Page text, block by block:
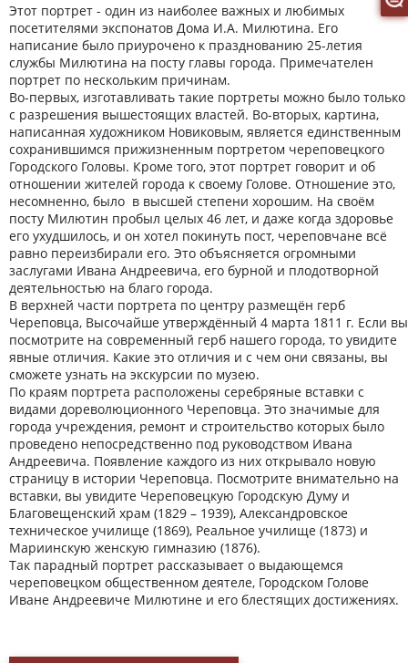
Этот портрет - один из наиболее важных и любимых
посетителями экспонатов Дома И.А. Милютина. Его
написание было приурочено к празднованию 25-летия
службы Милютина на посту главы города. Примечателен
портрет по нескольким причинам.
Во-первых, изготавливать такие портреты можно было только
с разрешения вышестоящих властей. Во-вторых, картина,
написанная художником Новиковым, является единственным
сохранившимся прижизненным портретом череповецкого
Городского Головы. Кроме того, этот портрет говорит и об
отношении жителей города к своему Голове. Отношение это,
несомненно, было в высшей степени хорошим. На своём
посту Милютин пробыл целых 46 лет, и даже когда здоровье
его ухудшилось, и он хотел покинуть пост, череповчане всё
равно переизбирали его. Это объясняется огромными
заслугами Ивана Андреевича, его бурной и плодотворной
деятельностью на благо города.
В верхней части портрета по центру размещён герб
Череповца, Высочайше утверждённый 4 марта 1811 г. Если вы
посмотрите на современный герб нашего города, то увидите
явные отличия. Какие это отличия и с чем они связаны, вы
сможете узнать на экскурсии по музею.
По краям портрета расположены серебряные вставки с
видами дореволюционного Череповца. Это значимые для
города учреждения, ремонт и строительство которых было
проведено непосредственно под руководством Ивана
Андреевича. Появление каждого из них открывало новую
страницу в истории Череповца. Посмотрите внимательно на
вставки, вы увидите Череповецкую Городскую Думу и
Благовещенский храм (1829 – 1939), Александровское
техническое училище (1869), Реальное училище (1873) и
Мариинскую женскую гимназию (1876).
Так парадный портрет рассказывает о выдающемся
череповецком общественном деятеле, Городском Голове
Иване Андреевиче Милютине и его блестящих достижениях.